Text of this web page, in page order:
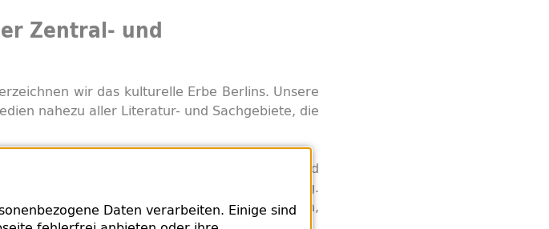
Zentral- und
wir das kulturelle Erbe Berlins. Unsere
nahezu aller Literatur- und Sachgebiete, die
ist die Untersuchung und
nach dem verfolgungsbedingten Entzug.
Raubgut an die rechtmäßigen Erb*innen,
Daten verarbeiten. Einige sind